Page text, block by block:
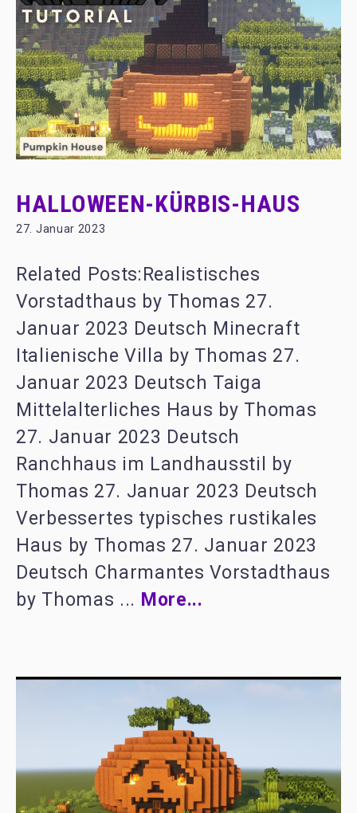
HALLOWEEN-KÜRBIS-HAUS
27. Januar 2023
Related Posts:Realistisches
Vorstadthaus by Thomas 27.
Januar 2023 Deutsch Minecraft
Italienische Villa by Thomas 27.
Januar 2023 Deutsch Taiga
Mittelalterliches Haus by Thomas
27. Januar 2023 Deutsch
Ranchhaus im Landhausstil by
Thomas 27. Januar 2023 Deutsch
Verbessertes typisches rustikales
Haus by Thomas 27. Januar 2023
Deutsch Charmantes Vorstadthaus
by Thomas ... More...